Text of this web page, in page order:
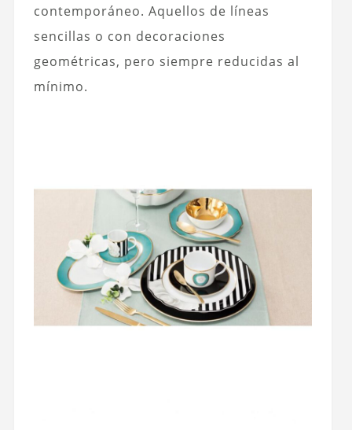
contemporáneo. Aquellos de líneas
sencillas o con decoraciones
geométricas, pero siempre reducidas al
mínimo.